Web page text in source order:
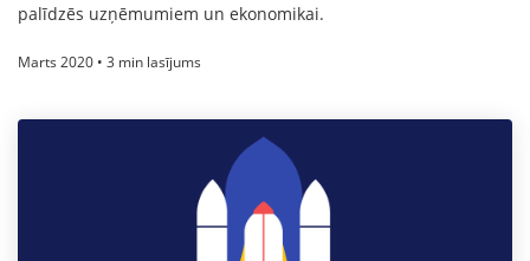
palīdzēs uzņēmumiem un ekonomikai.
Marts 2020 • 3 min lasījums